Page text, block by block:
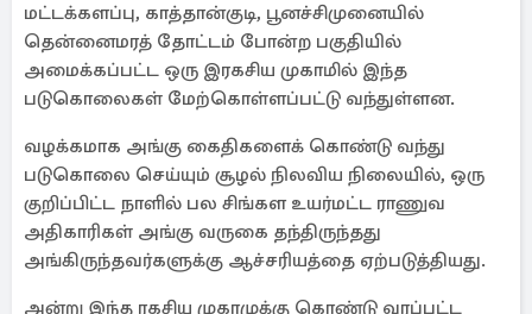
மட்டக்களப்பு, காத்தான்குடி, பூனச்சிமுனையில்
தென்னைமரத் தோட்டம் போன்ற பகுதியில்
அமைக்கப்பட்ட ஒரு இரகசிய முகாமில் இந்த
படுகொலைகள் மேற்கொள்ளப்பட்டு வந்துள்ளன.
வழக்கமாக அங்கு கைதிகளைக் கொண்டு வந்து
படுகொலை செய்யும் சூழல் நிலவிய நிலையில், ஒரு
குறிப்பிட்ட நாளில் பல சிங்கள உயர்மட்ட ராணுவ
அதிகாரிகள் அங்கு வருகை தந்திருந்தது
அங்கிருந்தவர்களுக்கு ஆச்சரியத்தை ஏற்படுத்தியது.
அன்று இந்த ரகசிய முகாமுக்கு கொண்டு வரப்பட்ட